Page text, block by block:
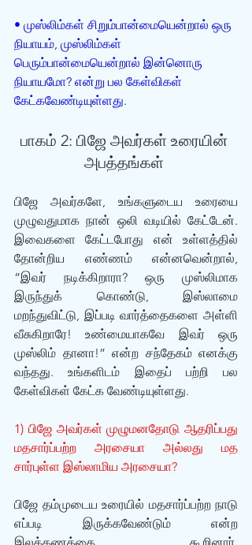
• முஸ்லிம்கள் சிறும்பான்மையென்றால் ஒரு
நியாயம், முஸ்லிம்கள்
பெரும்பான்மையென்றால் இன்னொரு
நியாயமோ? என்று பல கேள்விகள்
கேட்கவேண்டியுள்ளது.
பாகம் 2: பிஜே அவர்கள் உரையின்
அபத்தங்கள்
பிஜே அவர்களே, உங்களுடைய உரையை
முழுவதுமாக நான் ஒலி வடியில் கேட்டேன்.
இவைகளை கேட்டபோது என் உள்ளத்தில்
தோன்றிய எண்ணம் என்னவென்றால்,
“இவர் நடிக்கிறாரா? ஒரு முஸ்லிமாக
இருந்துக் கொண்டு, இஸ்லாமை
மறந்துவிட்டு, இப்படி வார்த்தைகளை அள்ளி
வீசுகிறாரே! உண்மையாகவே இவர் ஒரு
முஸ்லிம் தானா!” என்ற சந்தேகம் எனக்கு
வந்தது. உங்களிடம் இதைப் பற்றி பல
கேள்விகள் கேட்க வேண்டியுள்ளது.
1) பிஜே அவர்கள் முழுமனதோடு ஆதரிப்பது
மதசார்ப்பற்ற அரசையா அல்லது மத
சார்புள்ள இஸ்லாமிய அரசையா?
பிஜே தம்முடைய உரையில் மதசார்ப்பற்ற நாடு
எப்படி இருக்கவேண்டும் என்ற